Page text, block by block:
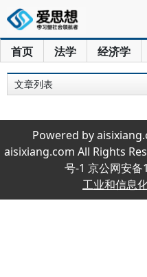
首页 法学 经济学
文章列表
Powered by
aisixiang.com All Rights
号-1 京公网安
工业和信息